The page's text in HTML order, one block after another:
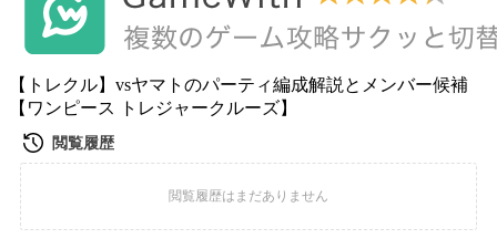
【トレクル】vsヤマトのパーティ編成解説とメンバー候補
【ワンピース トレジャークルーズ】